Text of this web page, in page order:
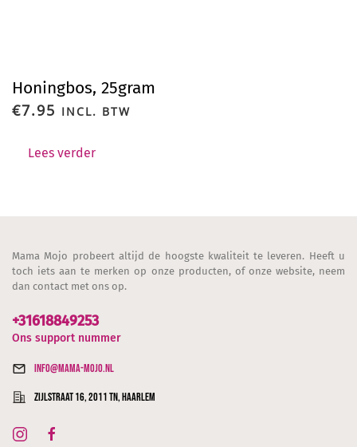
Honingbos, 25gram
€7.95 INCL. BTW
Lees verder
Mama Mojo probeert altijd de hoogste kwaliteit te leveren. Heeft u
toch iets aan te merken op onze producten, of onze website, neem
dan contact met ons op.
+31618849253
Ons support nummer
info@mama-mojo.nl
Zijlstraat 16, 2011 TN, Haarlem